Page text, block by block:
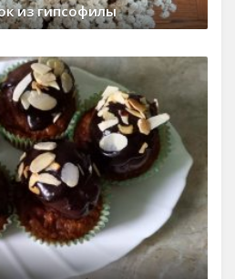
из гипсофилы